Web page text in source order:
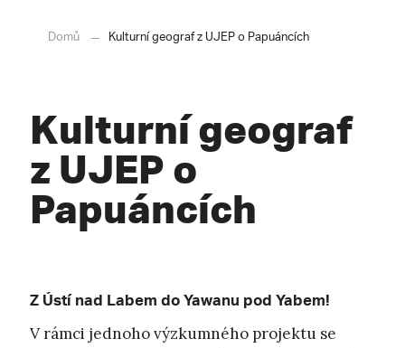
Domů Kulturní geograf z UJEP o Papuáncích
Kulturní geograf
z UJEP o
Papuáncích
Z Ústí nad Labem do Yawanu pod Yabem!
V rámci jednoho výzkumného projektu se